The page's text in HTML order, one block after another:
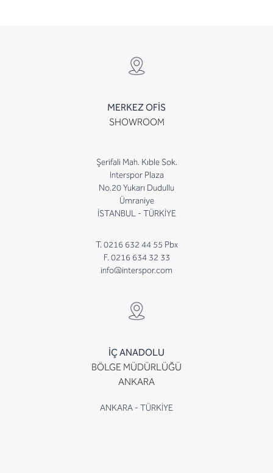
MERKEZ OFİS
SHOWROOM
Şerifali Mah. Kıble Sok.
Interspor Plaza
No.20 Yukarı Dudullu
Ümraniye
İSTANBUL - TÜRKİYE
T. 0216 632 44 55 Pbx
F. 0216 634 32 33
info@interspor.com
İÇ ANADOLU
BÖLGE MÜDÜRLÜĞÜ
ANKARA
ANKARA - TÜRKİYE